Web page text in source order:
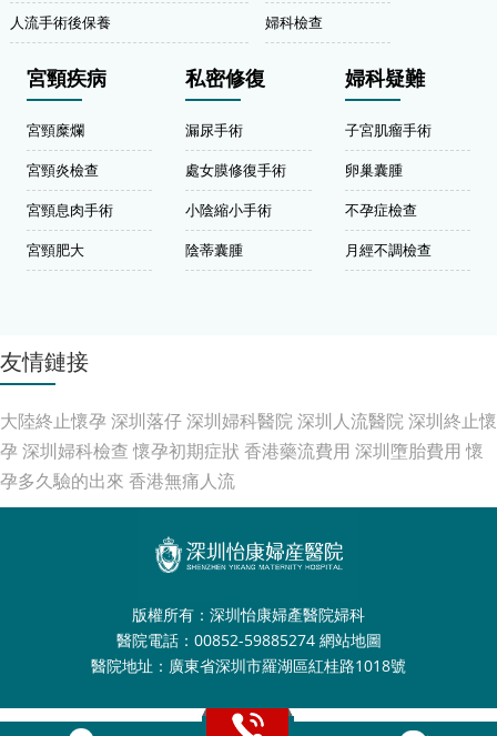
人流手術後保養
婦科檢查
宮頸疾病
宮頸糜爛
宮頸炎檢查
宮頸息肉手術
宮頸肥大
私密修復
漏尿手術
處女膜修復手術
小陰縮小手術
陰蒂囊腫
婦科疑難
子宮肌瘤手術
卵巢囊腫
不孕症檢查
月經不調檢查
友情鏈接
大陸終止懷孕 深圳落仔深圳婦科醫院深圳人流醫院深圳終止懷
孕 深圳婦科檢查 懷孕初期症狀 香港藥流費用 深圳墮胎費用 懷
孕多久驗的出來 香港無痛人流
版權所有：深圳怡康婦產醫院婦科
醫院電話：00852-59885274 網站地圖
醫院地址：廣東省深圳市羅湖區紅桂路1018號